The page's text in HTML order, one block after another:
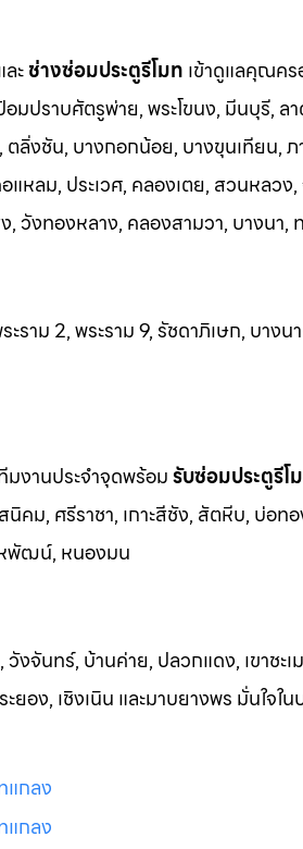
ละช่างซ่อมประตูรีโมท เข้าดูแลคุณค
มปราบศัตรูพ่าย, พระโขนง, มีนบุรี,
ลิ่งชัน, บางกอกน้อย, บางขุนเทียน,
หลม, ประเวศ, คลองเตย, สวนหลวง
, วังทองหลาง, คลองสามวา, บางนา
ราม 2, พระราม 9, รัชดาภิเษก, บาง
มงานประจำจุดพร้อมรับซ่อมประตูรีโ
นิคม, ศรีราชา, เกาะสีชัง, สัตหีบ, บ่อ
หพัฒน์, หนองมน
วังจันทร์, บ้านค่าย, ปลวกแดง, เขาช
ยอง, เชิงเนิน และมาบยางพร มั่นใจใ
แกลง
แกลง